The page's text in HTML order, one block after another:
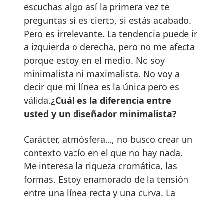
escuchas algo así la primera vez te
preguntas si es cierto, si estás acabado.
Pero es irrelevante. La tendencia puede ir
a izquierda o derecha, pero no me afecta
porque estoy en el medio. No soy
minimalista ni maximalista. No voy a
decir que mi línea es la única pero es
válida.¿Cuál es la diferencia entre
usted y un diseñador minimalista?
Carácter, atmósfera…, no busco crear un
contexto vacío en el que no hay nada.
Me interesa la riqueza cromática, las
formas. Estoy enamorado de la tensión
entre una línea recta y una curva. La